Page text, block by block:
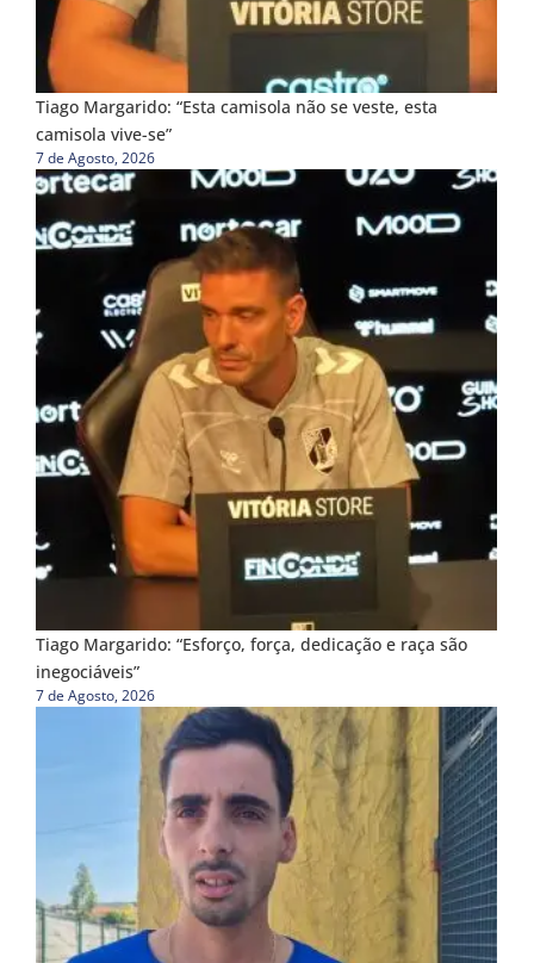
Tiago Margarido: “Esta camisola não se veste, esta
camisola vive-se”
7 de Agosto, 2026
Tiago Margarido: “Esforço, força, dedicação e raça são
inegociáveis”
7 de Agosto, 2026